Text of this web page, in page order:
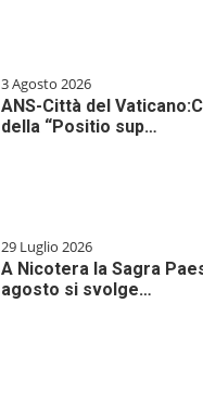
3 Agosto 2026
ANS-Città del
della “Positio sup…
29 Luglio 2026
A Nicotera la Sagra
agosto si svolge…